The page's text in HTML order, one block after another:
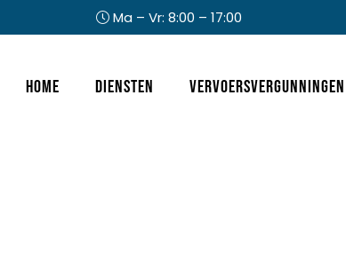
Ma – Vr: 8:00 – 17:00
Rechts
Home Diensten Vervoersvergunningen